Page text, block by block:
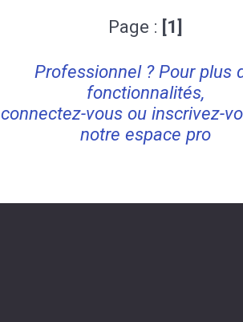
Page : [1]
Professionnel ? Pour plus
fonctionnalités,
connectez-vous ou inscrivez-
notre espace pro